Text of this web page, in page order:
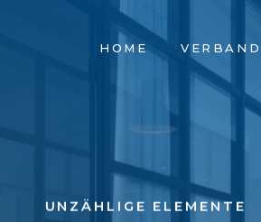
NAVIGATION
ÜBERSPRINGEN
HOME VERBAND
UNZÄHLIGE ELEMENTE